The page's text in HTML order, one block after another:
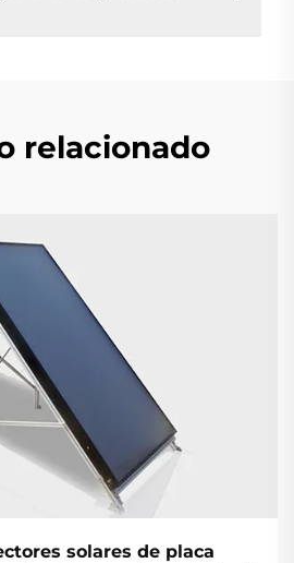
relacionado
solares de placa